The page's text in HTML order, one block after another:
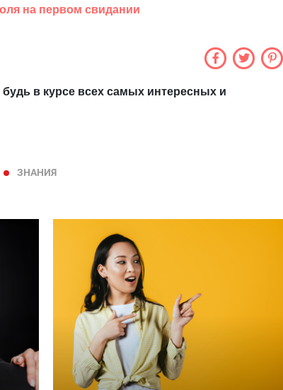
на первом свидании
будь в курсе всех самых интересных и
ЗНАНИЯ